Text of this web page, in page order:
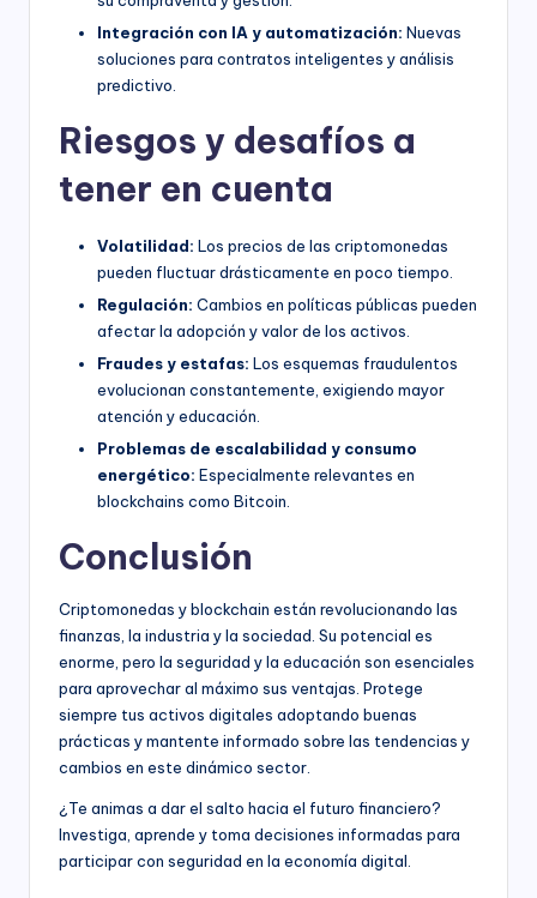
Integración con IA y automatización: Nuevas
soluciones para contratos inteligentes y análisis
predictivo.
Riesgos y desafíos a
tener en cuenta
Volatilidad: Los precios de las criptomonedas
pueden fluctuar drásticamente en poco tiempo.
Regulación: Cambios en políticas públicas pueden
afectar la adopción y valor de los activos.
Fraudes y estafas: Los esquemas fraudulentos
evolucionan constantemente, exigiendo mayor
atención y educación.
Problemas de escalabilidad y consumo
energético: Especialmente relevantes en
blockchains como Bitcoin.
Conclusión
Criptomonedas y blockchain están revolucionando las
finanzas, la industria y la sociedad. Su potencial es
enorme, pero la seguridad y la educación son esenciales
para aprovechar al máximo sus ventajas. Protege
siempre tus activos digitales adoptando buenas
prácticas y mantente informado sobre las tendencias y
cambios en este dinámico sector.
¿Te animas a dar el salto hacia el futuro financiero?
Investiga, aprende y toma decisiones informadas para
participar con seguridad en la economía digital.